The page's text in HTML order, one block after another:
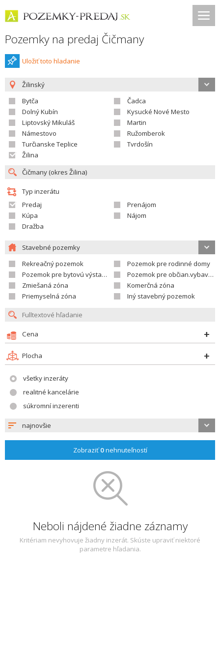
Pozemky na predaj Čičmany
Uložiť toto hladanie
Žilinský
Bytča
Čadca
Dolný Kubín
Kysucké Nové Mesto
Liptovský Mikuláš
Martin
Námestovo
Ružomberok
Turčianske Teplice
Tvrdošín
Žilina
Typ inzerátu
Predaj
Prenájom
Kúpa
Nájom
Dražba
Stavebné pozemky
Rekreačný pozemok
Pozemok pre rodinné domy
Pozemok pre bytovú výstavbu
Pozemok pre občian.vybavenosť
Zmiešaná zóna
Komerčná zóna
Priemyselná zóna
Iný stavebný pozemok
Cena
Plocha
všetky inzeráty
realitné kancelárie
súkromní inzerenti
najnovšie
Zobraziť0nehnuteľností
Neboli nájdené žiadne záznamy
Kritériam nevyhovuje žiadny inzerát. Skúste upraviť niektoré
parametre hľadania.